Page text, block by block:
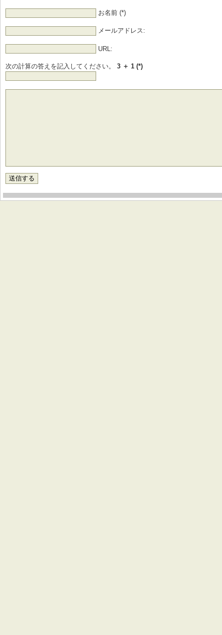
お名前 (*)
メールアドレス:
URL:
次の計算の答えを記入してください。 3 ＋ 1 (*)